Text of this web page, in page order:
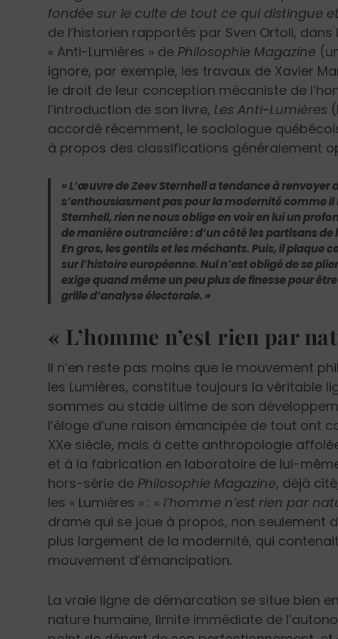
fondée sur le culte de tout ce qui distingue
de l’historien rapportés par Sven Ortoli,
« Anti-Lumières » de Philosophie Magazine
ignore, par exemple, les travaux de Xavier
le droit de leur conception mécaniste de
l’introduction de son livre, Les Anti-Lumières
accordé récemment, le sociologue
à propos des classifications généralement
« L’œuvre de Zeev Sternhell a tendance à
s’enthousiasment pas pour la modernité comme
Sternhell, rien ne nous oblige en voir en lui un
de manière outrancière : d’un côté les partisans
En gros, les gentils et les méchants. Puis, il plaque
sur l’histoire européenne. Nul n’est obligé de se
exige quand même un peu plus de finesse pour
grille d’analyse électorale. »
« L’homme n’est rien par
Il n’en reste pas moins que le mouvement
les Lumières, constitue toujours la véritable
sommes au stade ultime de son
l’éloge d’une raison émancipée de tout ont
XXe siècle, mais à cette anthropologie
et à la fabrication en laboratoire de lui-
hors-série de Philosophie Magazine, déjà
les « Lumières » : « l’homme n’est rien par
drame qui se joue à propos, non seulement
plus largement de la modernité, qui
mouvement d’émancipation.
La vraie ligne de démarcation se situe bien
nature humaine, limite immédiate de